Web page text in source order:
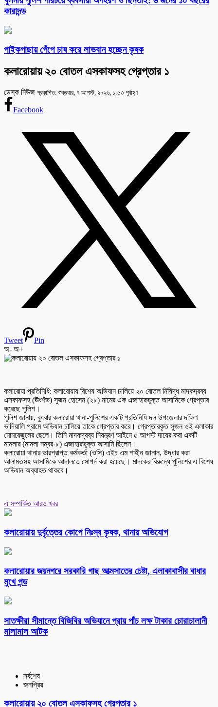
কারাদন্ড
পাইকগাছায় পেঁপে চাষ করে লাভবান হচ্ছেন কৃষক
কলারোয়ায় ২০ বোতল এসকাফসহ গ্রেপ্তার ১
ডেস্ক নিউজ প্রকাশিত: শুক্রবার, ৭ আগস্ট, ২০২৬, ১:৫৩ পূর্বাহ্ণ
Facebook
Tweet
Pin
অ- অ+
কলারোয়া প্রতিনিধি: কলারোয়ায় বিশেষ অভিযান চালিয়ে ২০ বোতল নিষিদ্ধ মাদকদ্রব্য
এসকাফসহ (ঊংশঁভ) সুজন হোসেন (২৮) নামের এক এজাহারভুক্ত আসামিকে গ্রেপ্তার
করেছে পুলিশ।
পুলিশ জানায়, বুধবার কলারোয়া থানা-পুলিশের একটি প্রতিনিধি দল উপজেলার দক্ষিণ
ভাদিয়ালি গ্রামে অভিযান চালিয়ে তাকে গ্রেপ্তার করে। গ্রেপ্তারকৃত সুজন ওই এলাকার
মোমরেজুলের ছেলে। তিনি মাদকদ্রব্য নিয়ন্ত্রণ আইনে ৫ আগস্ট দায়ের করা একটি
মামলার (মামলা নম্বর-৮) এজাহারভুক্ত আসামি ছিলেন।
কলারোয়া থানার ভারপ্রাপ্ত কর্মকর্তা (ওসি) এইচ এম শাহীন জানান, উদ্ধার করা
আলামতসহ আসামিকে আদালতে সোপর্দ করা হয়েছে। মাদকের বিরুদ্ধে পুলিশের এ বিশেষ
অভিযান অব্যাহত থাকবে।
এ সম্পর্কিত আরও খবর
কলারোয়ায় দুর্বৃত্তের কোপে নিঃস্ব কৃষক, থানায় অভিযোগ
কলারোয়ার জয়নগরে সরকারি গাছ আত্মসাতের চেষ্টা, এলাকাবাসীর বাধার
মুখে পন্ড
সাতক্ষীরা সীমান্তে বিজিবির অভিযানে প্রায় পাঁচ লক্ষ টাকার চোরাচালানী
মালামাল আটক
সর্বশেষ
জনপ্রিয়
কলারোয়ায় ২০ বোতল এসকাফসহ গ্রেপ্তার ১